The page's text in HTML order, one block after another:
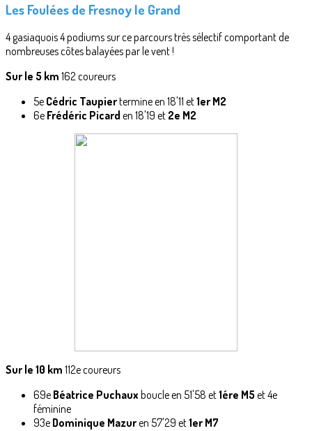
Les Foulées de Fresnoy le Grand
4 gasiaquois 4 podiums sur ce parcours très sélectif comportant de
nombreuses côtes balayées par le vent !
Sur le 5 km 162 coureurs
5e Cédric Taupiertermine en 18'11 et1er M2
6e Frédéric Picard en 18'19 et 2e M2
Sur le 10 km 112e coureurs
69e Béatrice Puchaux boucle en 51'58 et1ére M5 et 4e
féminine
93e Dominique Mazuren 57'29 et1er M7